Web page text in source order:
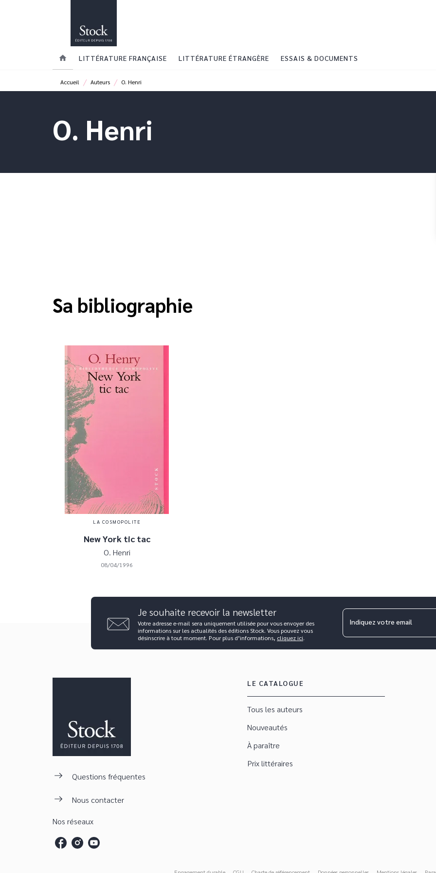
home LITTÉRATURE FRANÇAISE LITTÉRATURE ÉTRANGÈRE ESSAIS & DOCUMENTS
Accueil / Auteurs / O. Henri
O. Henri
Sa bibliographie
LA COSMOPOLITE
New York tic tac
O. Henri
08/04/1996
Je souhaite recevoir la newsletter
Votre adresse e-mail sera uniquement utilisée pour vous envoyer des
informations sur les actualités des éditions Stock. Vous pouvez vous
désinscrire à tout moment. Pour plus d’informations, cliquez ici.
Indiquez votre email
Questions fréquentes
Nous contacter
Nos réseaux
LE CATALOGUE
Tous les auteurs
Nouveautés
À paraître
Prix littéraires